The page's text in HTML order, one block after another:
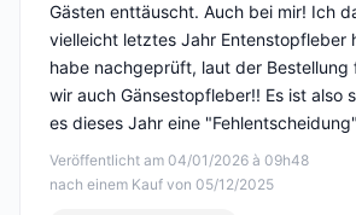
Veröffentlicht am 04/01/2026 à 09h48
nach einem Kauf von 05/12/2025
Gästen enttäuscht. Auch bei mir! Ich
vielleicht letztes Jahr Entenstopfleber
habe nachgeprüft, laut der
wir auch Gänsestopfleber!! Es ist also
es dieses Jahr eine